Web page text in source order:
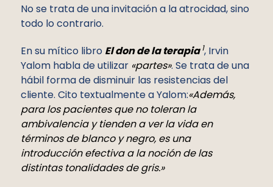
No se trata de una invitación a la atrocidad, sino
todo lo contrario.
En su mítico libro El don de la terapia1, Irvin
Yalom habla de utilizar «partes». Se trata de una
hábil forma de disminuir las resistencias del
cliente. Cito textualmente a Yalom:«Además,
para los pacientes que no toleran la
ambivalencia y tienden a ver la vida en
términos de blanco y negro, es una
introducción efectiva a la noción de las
distintas tonalidades de gris.»